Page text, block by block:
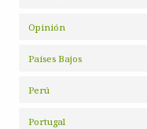
Opinión
Países Bajos
Perú
Portugal